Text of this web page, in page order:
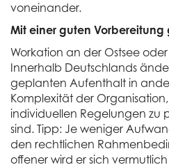
voneinander.
Mit einer guten Vorbereitung
Workation an der Ostsee
Innerhalb Deutschlands
geplanten Aufenthalt in
Komplexität der
individuellen Regelungen zu
sind. Tipp: Je weniger
den rechtlichen
offener wird er sich